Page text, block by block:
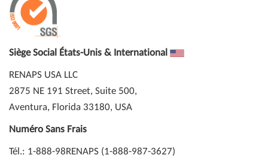
Siège Social États-Unis & International
RENAPS USA LLC
2875 NE 191 Street, Suite 500,
Aventura, Florida 33180, USA
Numéro Sans Frais
Tél.: 1-888-98RENAPS (1-888-987-3627)